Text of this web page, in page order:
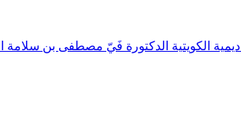
الكويتية الدكتورة فَيّ مصطفى بن